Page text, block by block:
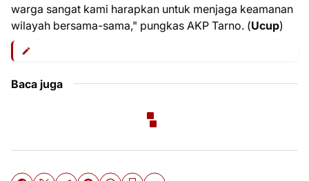
warga sangat kami harapkan untuk menjaga keamanan
wilayah bersama-sama," pungkas AKP Tarno. (Ucup)
Baca juga